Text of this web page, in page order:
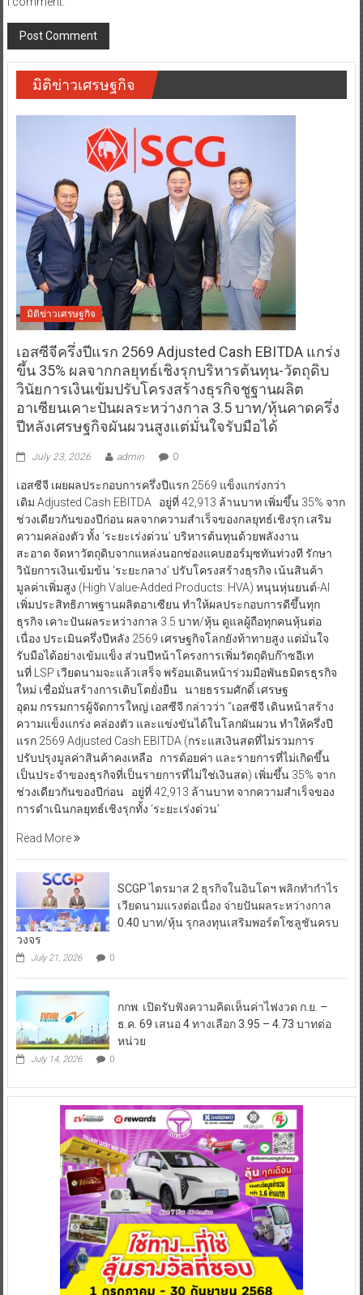
มิติข่าวเศรษฐกิจ
มิติข่าวเศรษฐกิจ
เอสซีจีครึ่งปีแรก 2569 Adjusted Cash EBITDA แกร่ง
ขึ้น 35% ผลจากกลยุทธ์เชิงรุกบริหารต้นทุน-วัตถุดิบ
วินัยการเงินเข้มปรับโครงสร้างธุรกิจชูฐานผลิต
อาเซียนเคาะปันผลระหว่างกาล 3.5 บาท/หุ้นคาดครึ่ง
ปีหลังเศรษฐกิจผันผวนสูงแต่มั่นใจรับมือได้
July 23, 2026 admin 0
เอสซีจี เผยผลประกอบการครึ่งปีแรก 2569 แข็งแกร่งกว่า
เดิม Adjusted Cash EBITDA อยู่ที่ 42,913 ล้านบาท เพิ่มขึ้น 35% จาก
ช่วงเดียวกันของปีก่อน ผลจากความสำเร็จของกลยุทธ์เชิงรุก เสริม
ความคล่องตัว ทั้ง ‘ระยะเร่งด่วน’ บริหารต้นทุนด้วยพลังงาน
สะอาด จัดหาวัตถุดิบจากแหล่งนอกช่องแคบฮอร์มุซทันท่วงที รักษา
วินัยการเงินเข้มข้น ‘ระยะกลาง’ ปรับโครงสร้างธุรกิจ เน้นสินค้า
มูลค่าเพิ่มสูง (High Value-Added Products: HVA) หนุนหุ่นยนต์-AI
เพิ่มประสิทธิภาพฐานผลิตอาเซียน ทำให้ผลประกอบการดีขึ้นทุก
ธุรกิจ เคาะปันผลระหว่างกาล 3.5 บาท/หุ้น ดูแลผู้ถือทุกคนหุ้นต่อ
เนื่อง ประเมินครึ่งปีหลัง 2569 เศรษฐกิจโลกยังท้าทายสูง แต่มั่นใจ
รับมือได้อย่างเข้มแข็ง ส่วนปีหน้าโครงการเพิ่มวัตถุดิบก๊าซอีเท
นที่ LSP เวียดนามจะแล้วเสร็จ พร้อมเดินหน้าร่วมมือพันธมิตรธุรกิจ
ใหม่ เชื่อมั่นสร้างการเติบโตยั่งยืน นายธรรมศักดิ์ เศรษฐ
อุดม กรรมการผู้จัดการใหญ่ เอสซีจี กล่าวว่า “เอสซีจี เดินหน้าสร้าง
ความแข็งแกร่ง คล่องตัว และแข่งขันได้ในโลกผันผวน ทำให้ครึ่งปี
แรก 2569 Adjusted Cash EBITDA (กระแสเงินสดที่ไม่รวมการ
ปรับปรุงมูลค่าสินค้าคงเหลือ การด้อยค่า และรายการที่ไม่เกิดขึ้น
เป็นประจำของธุรกิจที่เป็นรายการที่ไม่ใช่เงินสด) เพิ่มขึ้น 35% จาก
ช่วงเดียวกันของปีก่อน อยู่ที่ 42,913 ล้านบาท จากความสำเร็จของ
การดำเนินกลยุทธ์เชิงรุกทั้ง ‘ระยะเร่งด่วน’
Read More
SCGP ไตรมาส 2 ธุรกิจในอินโดฯ พลิกทำกำไร
เวียดนามแรงต่อเนื่อง จ่ายปันผลระหว่างกาล
0.40 บาท/หุ้น รุกลงทุนเสริมพอร์ตโซลูชันครบ
วงจร
July 21, 2026 0
กกพ. เปิดรับฟังความคิดเห็นค่าไฟงวด ก.ย. –
ธ.ค. 69 เสนอ 4 ทางเลือก 3.95 – 4.73 บาทต่อ
หน่วย
July 14, 2026 0